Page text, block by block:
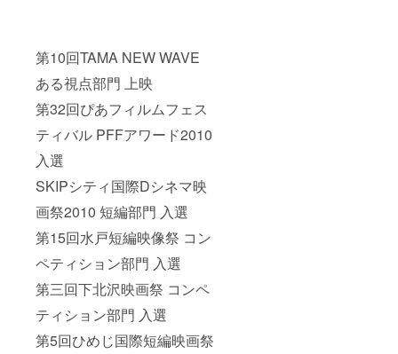
第10回TAMA NEW WAVE
ある視点部門 上映
第32回ぴあフィルムフェス
ティバル PFFアワード2010
入選
SKIPシティ国際Dシネマ映
画祭2010 短編部門 入選
第15回水戸短編映像祭 コン
ペティション部門 入選
第三回下北沢映画祭 コンペ
ティション部門 入選
第5回ひめじ国際短編映画祭